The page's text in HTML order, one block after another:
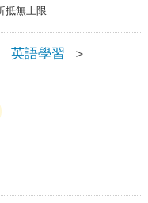
抵無上限
英語學習
＞